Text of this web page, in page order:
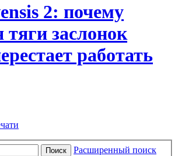
2: почему
заслонок
работать
Поиск
Расширенный поиск